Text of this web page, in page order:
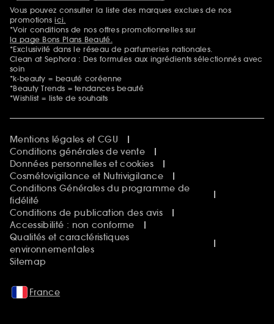
Mentions additionnelles
Vous pouvez consulter la liste des marques exclues de nos
promotionsici.
*Voir conditions de nos offres promotionnelles sur
la page Bons Plans Beauté.
*Exclusivité dans le réseau de parfumeries nationales.
Clean at Sephora : Des formules aux ingrédients sélectionnés avec
soin
*k-beauty = beauté coréenne
*Beauty Trends = tendances beauté
*Wishlist = liste de souhaits
Mentions légales et CGU
Conditions générales de vente
Données personnelles et cookies
Cosmétovigilance et Nutrivigilance
Conditions Générales du programme de
fidélité
Conditions de publication des avis
Accessibilité : non conforme
Qualités et caractéristiques
environnementales
Sitemap
France